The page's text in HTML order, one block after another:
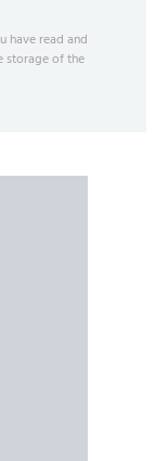
have read and
storage of the